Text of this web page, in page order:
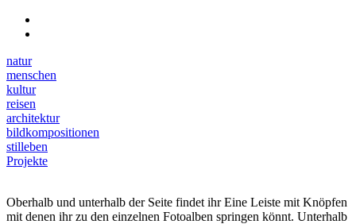
natur
menschen
kultur
reisen
architektur
bildkompositionen
stilleben
Projekte
Oberhalb und unterhalb der Seite findet ihr Eine Leiste mit Knöpfen
mit denen ihr zu den einzelnen Fotoalben springen könnt. Unterhalb